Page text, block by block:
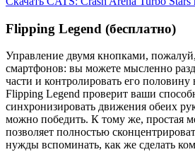
Flipping Legend (бесплатно)
Управление двумя кнопками,
смартфонов: вы можете мысленно
части и контролировать его
Flipping Legend проверит ваши
синхронизировать движения обеих
можно победить. К тому же, простая
позволяет полностью
нужды вспоминать, как же сделать